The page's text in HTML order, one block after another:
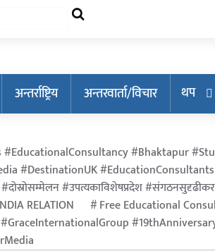
अन्तर्राष्ट्रिय अन्तरवार्ता/विचार
थप
#Bhaktapur
#DestinationUK
#उपत्यकाविशेषप्रदेश
RELATION Free Educational
#GraceInternationalGroup